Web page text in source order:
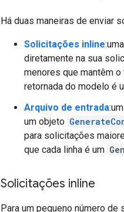
Há duas maneiras de enviar
Solicitações inline
diretamente na sua
menores que mantêm
retornada do modelo é
Arquivo de entrada
um objeto
para solicitações
que cada linha é um
Solicitações inline
Para um pequeno número